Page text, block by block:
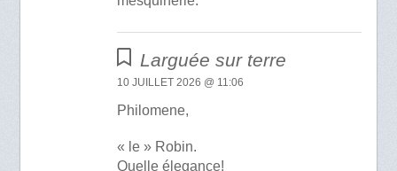
Larguée sur terre
10 JUILLET 2026 @ 11:06
Philomene,
« le » Robin.
Quelle élegance!